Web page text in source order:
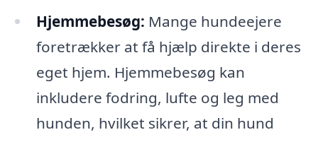
Hjemmebesøg: Mange hundeejere
foretrækker at få hjælp direkte i deres
eget hjem. Hjemmebesøg kan
inkludere fodring, lufte og leg med
hunden, hvilket sikrer, at din hund